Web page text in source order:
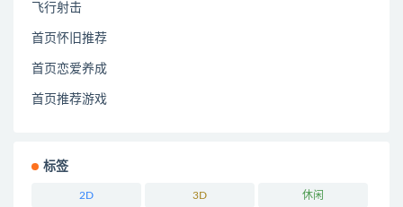
飞行射击
首页怀旧推荐
首页恋爱养成
首页推荐游戏
标签
2D 3D 休闲